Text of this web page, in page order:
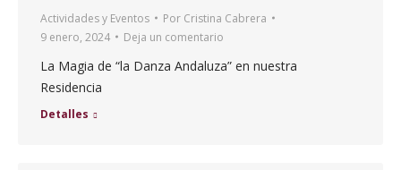
Actividades y Eventos Por Cristina Cabrera
9 enero, 2024
Deja un comentario
La Magia de “la Danza Andaluza” en nuestra
Residencia
Detalles